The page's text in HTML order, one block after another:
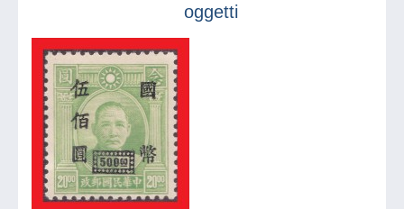
oggetti